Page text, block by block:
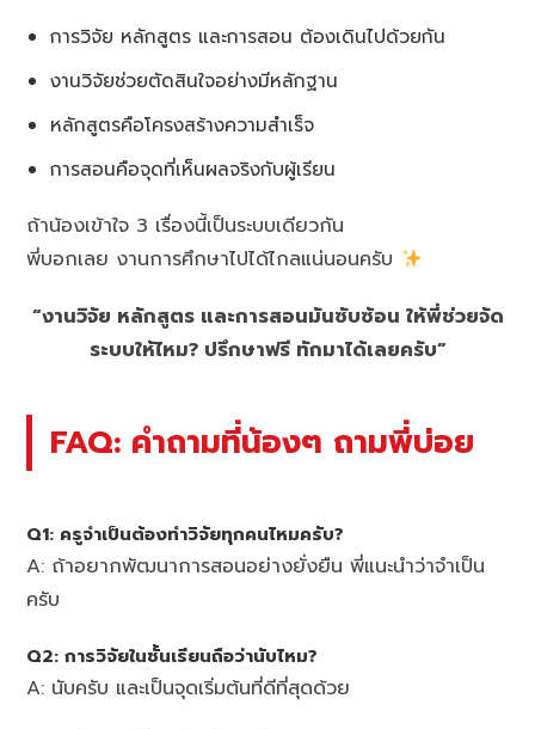
การวิจัย หลักสูตร และการสอน ต้องเดินไปด้วยกัน
งานวิจัยช่วยตัดสินใจอย่างมีหลักฐาน
หลักสูตรคือโครงสร้างความสำเร็จ
การสอนคือจุดที่เห็นผลจริงกับผู้เรียน
ถ้าน้องเข้าใจ 3 เรื่องนี้เป็นระบบเดียวกัน
พี่บอกเลย งานการศึกษาไปได้ไกลแน่นอนครับ
“งานวิจัย หลักสูตร และการสอนมันซับซ้อน ให้พี่ช่วยจัด
ระบบให้ไหม? ปรึกษาฟรี ทักมาได้เลยครับ”
FAQ: คำถามที่น้องๆ ถามพี่บ่อย
Q1: ครูจำเป็นต้องทำวิจัยทุกคนไหมครับ?
A: ถ้าอยากพัฒนาการสอนอย่างยั่งยืน พี่แนะนำว่าจำเป็น
ครับ
Q2: การวิจัยในชั้นเรียนถือว่านับไหม?
A: นับครับ และเป็นจุดเริ่มต้นที่ดีที่สุดด้วย